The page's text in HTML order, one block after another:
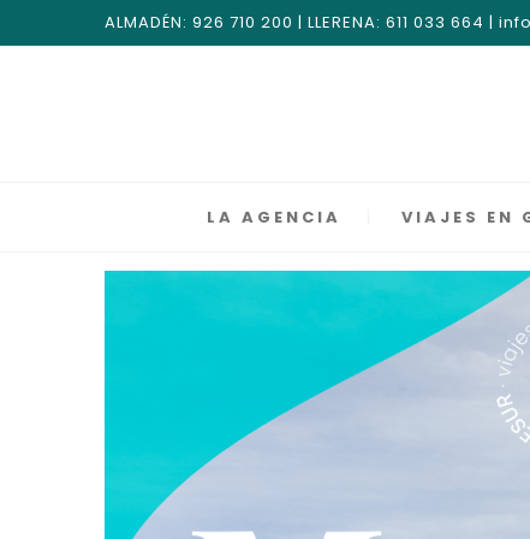
ALMADÉN: 926 710 200 | LLERENA: 611 033 664 |
LA AGENCIA VIAJES EN